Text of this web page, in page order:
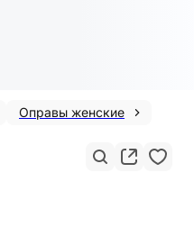
Оправы женские